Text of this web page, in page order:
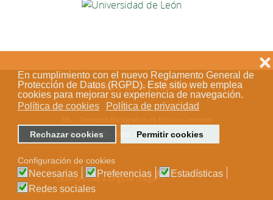
En cumplimiento con el nuevo Reglamento General de
Protección de Datos (RGPD). Este sitio web emplea
cookies para mejorar su experiencia de navegación.
Política de cookies
Política de privacidad
Rechazar cookies Permitir cookies
❌
Configuración de cookies
Necesarias Preferencias
Estadísticas
Redes sociales
Acceso de los editores
© 2018-2023 - Todos los derechos reservados
Desarrollo web a cargo de Stílogo